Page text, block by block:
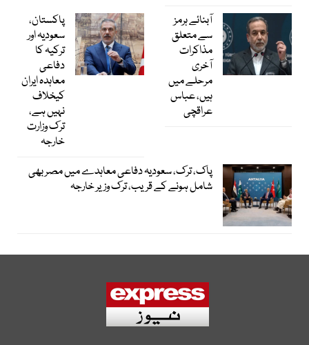
آبنائے ہرمز
سے متعلق
مذاکرات
آخری
مرحلے میں
ہیں، عباس
عراقچی
پاکستان،
سعودیہ اور
ترکیہ کا
دفاعی
معاہدہ ایران
کیخلاف
نہیں ہے،
ترک وزارت
خارجہ
پاک، ترک، سعودیہ دفاعی معاہدے میں مصر بھی
شامل ہونے کے قریب، ترک وزیر خارجہ